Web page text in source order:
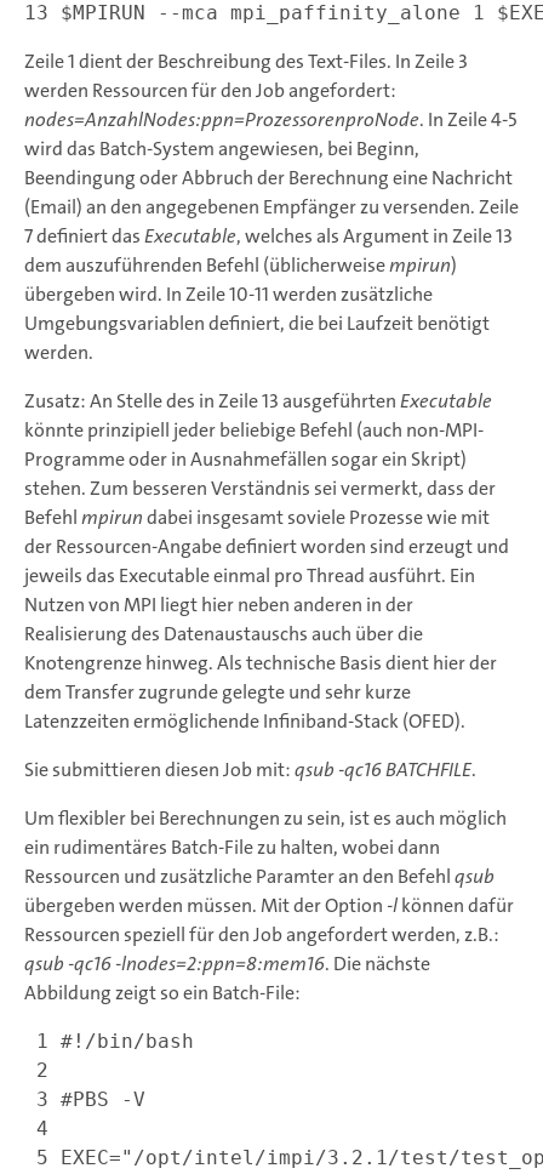
13
Zeile 1 dient der Beschreibung des Text-Files. In Zeile 3
werden Ressourcen für den Job angefordert:
nodes=AnzahlNodes:ppn=ProzessorenproNode. In Zeile 4-5
wird das Batch-System angewiesen, bei Beginn,
Beendingung oder Abbruch der Berechnung eine Nachricht
(Email) an den angegebenen Empfänger zu versenden. Zeile
7 definiert dasExecutable, welches als Argument in Zeile 13
dem auszuführenden Befehl (üblicherweisempirun)
übergeben wird. In Zeile 10-11 werden zusätzliche
Umgebungsvariablen definiert, die bei Laufzeit benötigt
werden.
Zusatz: An Stelle des in Zeile 13 ausgeführtenExecutable
könnte prinzipiell jeder beliebige Befehl (auch non-MPI-
Programme oder in Ausnahmefällen sogar ein Skript)
stehen. Zum besseren Verständnis sei vermerkt, dass der
Befehlmpirundabei insgesamt soviele Prozesse wie mit
der Ressourcen-Angabe definiert worden sind erzeugt und
jeweils das Executable einmal pro Thread ausführt. Ein
Nutzen von MPI liegt hier neben anderen in der
Realisierung des Datenaustauschs auch über die
Knotengrenze hinweg. Als technische Basis dient hier der
dem Transfer zugrunde gelegte und sehr kurze
Latenzzeiten ermöglichende Infiniband-Stack (OFED).
Sie submittieren diesen Job mit:qsub -qc16 BATCHFILE.
Um flexibler bei Berechnungen zu sein, ist es auch möglich
ein rudimentäres Batch-File zu halten, wobei dann
Ressourcen und zusätzliche Paramter an den Befehlqsub
übergeben werden müssen. Mit der Option -lkönnen dafür
Ressourcen speziell für den Job angefordert werden, z.B.:
qsub -qc16 -lnodes=2:ppn=8:mem16. Die nächste
Abbildung zeigt so ein Batch-File:
1
2
3
4
5